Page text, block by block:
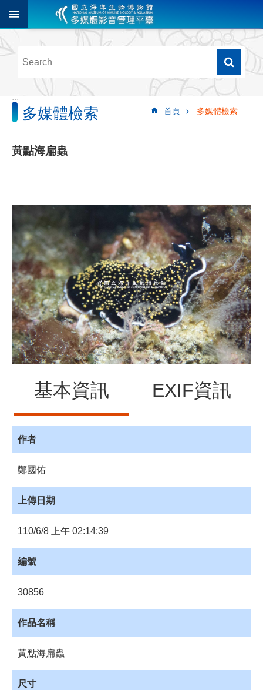
跳到主要內容區塊
階
尋
多
媒
體
檢
像
音
源
訊
息
發
布
諮
詢
會
員
專
區
館
員
網
站
購
物
車
:::
首頁 多媒體檢索
多媒體檢索
黃點海扁蟲
基本資訊 EXIF資訊
作者
鄭國佑
上傳日期
110/6/8 上午 02:14:39
編號
30856
作品名稱
黃點海扁蟲
尺寸